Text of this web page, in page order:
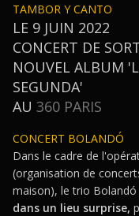
TAMBOR Y CANTO
LE 9 JUIN 2022
CONCERT DE
NOUVEL ALBUM
SEGUNDA'
AU360 PARIS
CONCERT BOLANDÓ
Dans le cadre de
(organisation de
maison), le trio Bolandó
dans un lieu surprise,